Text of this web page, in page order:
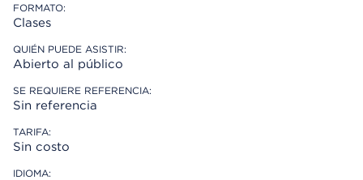
FORMATO:
Clases
QUIÉN PUEDE ASISTIR:
Abierto al público
SE REQUIERE REFERENCIA:
Sin referencia
TARIFA:
Sin costo
IDIOMA: